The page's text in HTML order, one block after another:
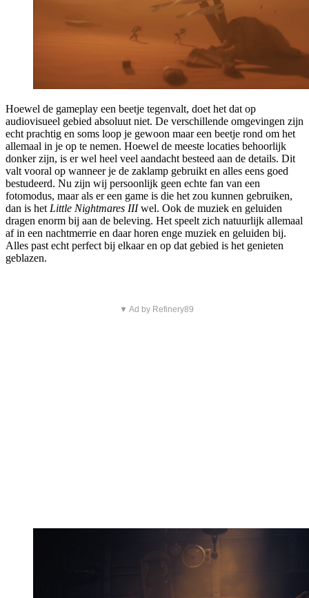
Hoewel de gameplay een beetje tegenvalt, doet het dat op
audiovisueel gebied absoluut niet. De verschillende omgevingen zijn
echt prachtig en soms loop je gewoon maar een beetje rond om het
allemaal in je op te nemen. Hoewel de meeste locaties behoorlijk
donker zijn, is er wel heel veel aandacht besteed aan de details. Dit
valt vooral op wanneer je de zaklamp gebruikt en alles eens goed
bestudeerd. Nu zijn wij persoonlijk geen echte fan van een
fotomodus, maar als er een game is die het zou kunnen gebruiken,
dan is het Little Nightmares IIIwel. Ook de muziek en geluiden
dragen enorm bij aan de beleving. Het speelt zich natuurlijk allemaal
af in een nachtmerrie en daar horen enge muziek en geluiden bij.
Alles past echt perfect bij elkaar en op dat gebied is het genieten
geblazen.
▼ Ad by Refinery89